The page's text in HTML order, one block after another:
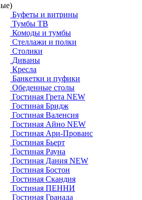
Буфеты и витрины
Тумбы ТВ
Комоды и тумбы
Стеллажи и полки
Столики
Диваны
Кресла
Банкетки и пуфики
Обеденные столы
Гостиная Грета NEW
Гостиная Бридж
Гостиная Валенсия
Гостиная Айно NEW
Гостиная Ари-Прованс
Гостиная Бьерт
Гостиная Рауна
Гостиная Дания NEW
Гостиная Бостон
Гостиная Скандия
Гостиная ПЕННИ
Гостиная Гранада